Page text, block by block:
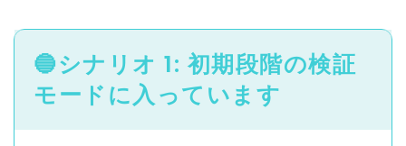
🔵シナリオ 1: 初期段階の検証
モードに入っています